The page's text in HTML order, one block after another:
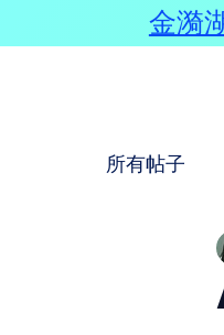
所有帖子
金漪